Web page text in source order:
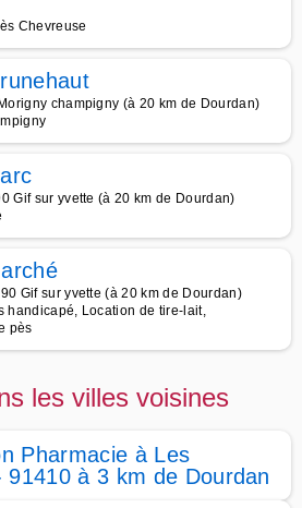
Chevreuse
champigny (à 20 km de Dourdan)
Gif sur yvette (à 20 km de Dourdan)
Gif sur yvette (à 20 km de Dourdan)
handicapé, Location de tire-lait,
pès
les villes voisines
Pharmacie à Les
91410 à 3 km de Dourdan